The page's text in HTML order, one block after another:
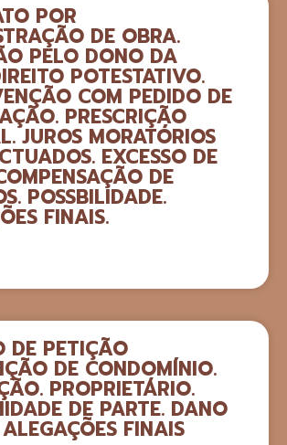
POR
DE OBRA.
PELO DONO DA
POTESTATIVO.
COM PEDIDO DE
PRESCRIÇÃO
JUROS MORATÓRIOS
EXCESSO DE
DE
POSSBILIDADE.
FINAIS.
DE PETIÇÃO
DE CONDOMÍNIO.
PROPRIETÁRIO.
DE PARTE. DANO
FINAIS